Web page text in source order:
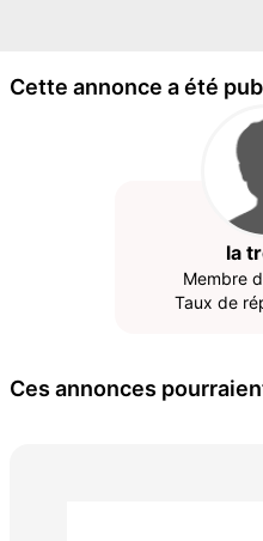
Cette annonce a été
la
Membre
Taux de
Ces annonces